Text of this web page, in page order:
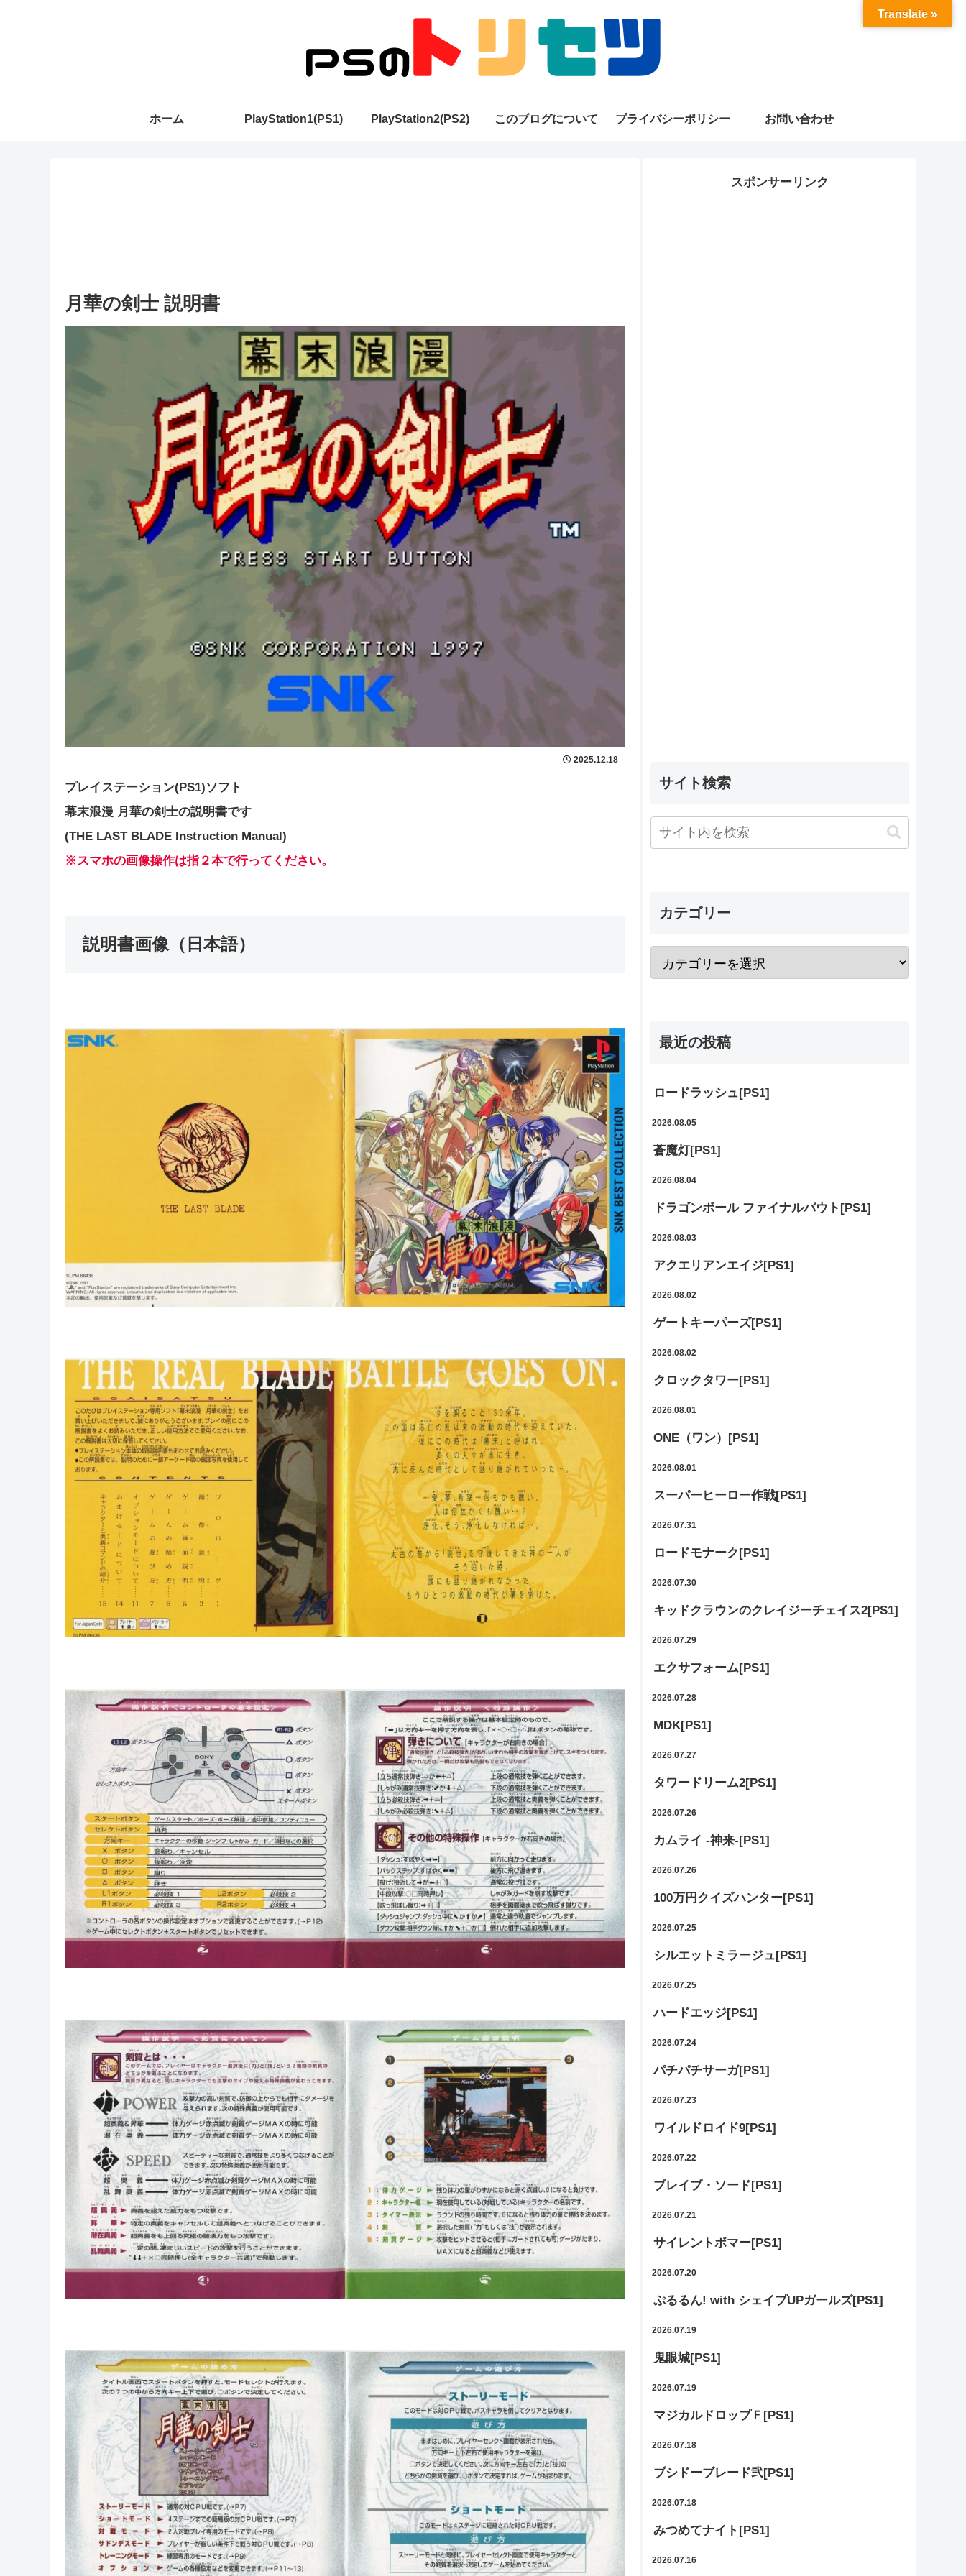
ホーム PlayStation1(PS1) PlayStation2(PS2) このブログについて プライバシーポリシー お問い合わせ
月華の剣士 説明書
2025.12.18
プレイステーション(PS1)ソフト
幕末浪漫 月華の剣士の説明書です
(THE LAST BLADE Instruction Manual)
※スマホの画像操作は指２本で行ってください。
説明書画像（日本語）
スポンサーリンク
サイト検索
カテゴリー
最近の投稿
ロードラッシュ[PS1]
2026.08.05
蒼魔灯[PS1]
2026.08.04
ドラゴンボール ファイナルバウト[PS1]
2026.08.03
アクエリアンエイジ[PS1]
2026.08.02
ゲートキーパーズ[PS1]
2026.08.02
クロックタワー[PS1]
2026.08.01
ONE（ワン）[PS1]
2026.08.01
スーパーヒーロー作戦[PS1]
2026.07.31
ロードモナーク[PS1]
2026.07.30
キッドクラウンのクレイジーチェイス2[PS1]
2026.07.29
エクサフォーム[PS1]
2026.07.28
MDK[PS1]
2026.07.27
タワードリーム2[PS1]
2026.07.26
カムライ -神来-[PS1]
2026.07.26
100万円クイズハンター[PS1]
2026.07.25
シルエットミラージュ[PS1]
2026.07.25
ハードエッジ[PS1]
2026.07.24
パチパチサーガ[PS1]
2026.07.23
ワイルドロイド9[PS1]
2026.07.22
ブレイブ・ソード[PS1]
2026.07.21
サイレントボマー[PS1]
2026.07.20
ぷるるん! with シェイプUPガールズ[PS1]
2026.07.19
鬼眼城[PS1]
2026.07.19
マジカルドロップＦ[PS1]
2026.07.18
ブシドーブレード弐[PS1]
2026.07.18
みつめてナイト[PS1]
2026.07.16
Translate »